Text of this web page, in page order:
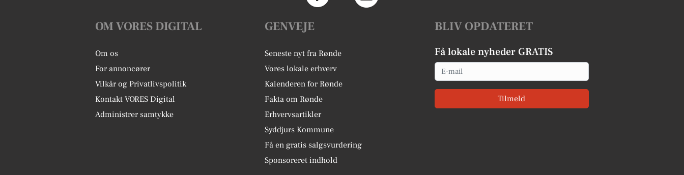
OM VORES DIGITAL
Om os
For annoncører
Vilkår og Privatlivspolitik
Kontakt VORES Digital
Administrer samtykke
GENVEJE
Seneste nyt fra Rønde
Vores lokale erhverv
Kalenderen for Rønde
Fakta om Rønde
Erhvervsartikler
Syddjurs Kommune
Få en gratis salgsvurdering
Sponsoreret indhold
BLIV OPDATERET
Få lokale nyheder GRATIS
Email
Tilmeld